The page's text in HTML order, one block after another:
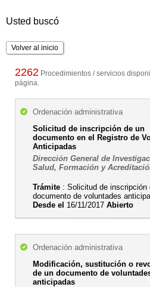
Usted buscó
Volver al inicio
2262 Procedimientos / servicios
página.
Ordenación administrativa
Solicitud de inscripción de un
documento en el Registro de
Anticipadas
Dirección General de
Salud, Formación y
Trámite : Solicitud de inscripción
documento de voluntades
Desde el 16/11/2017 Abierto
Ordenación administrativa
Modificación, sustitución o
de un documento de
anticipadas